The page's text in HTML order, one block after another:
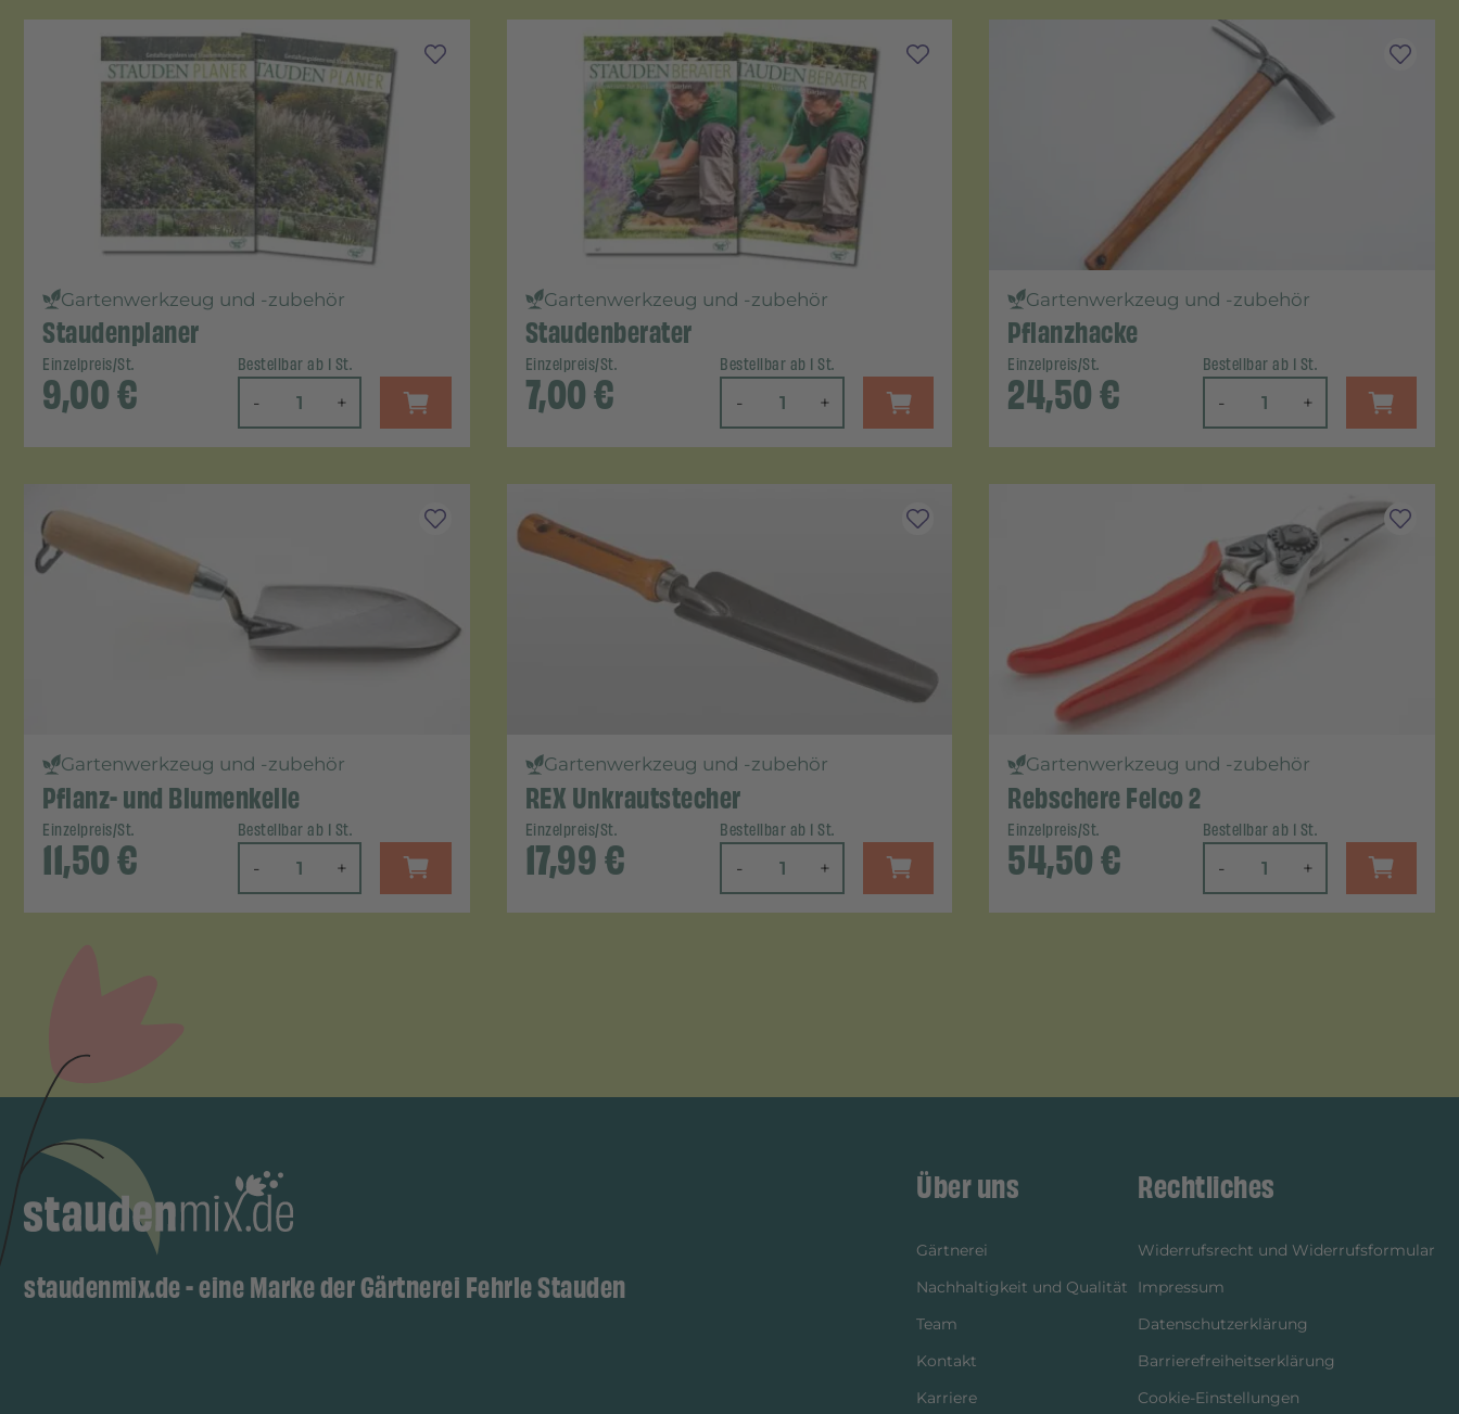
Gartenwerkzeug und -zubehör
Staudenplaner
Einzelpreis/St.
9,00€
Bestellbar ab 1 St.
- +
Gartenwerkzeug und -zubehör
Staudenberater
Einzelpreis/St.
7,00€
Bestellbar ab 1 St.
- +
Gartenwerkzeug und -zubehör
Pflanzhacke
Einzelpreis/St.
24,50€
Bestellbar ab 1 St.
- +
Gartenwerkzeug und -zubehör
Pflanz- und Blumenkelle
Einzelpreis/St.
11,50€
Bestellbar ab 1 St.
- +
Gartenwerkzeug und -zubehör
REX Unkrautstecher
Einzelpreis/St.
17,99€
Bestellbar ab 1 St.
- +
Gartenwerkzeug und -zubehör
Rebschere Felco 2
Einzelpreis/St.
54,50€
Bestellbar ab 1 St.
- +
staudenmix.de - eine Marke der Gärtnerei Fehrle Stauden
Über uns
Gärtnerei
Nachhaltigkeit und Qualität
Team
Kontakt
Karriere
Rechtliches
Widerrufsrecht und Widerrufsformular
Impressum
Datenschutzerklärung
Barrierefreiheitserklärung
Cookie-Einstellungen